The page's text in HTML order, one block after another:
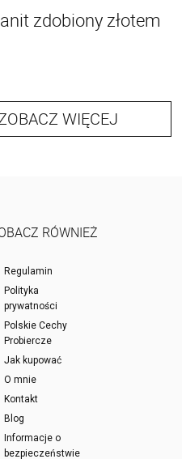
zdobiony złotem
WIĘCEJ
RÓWNIEŻ
Regulamin
Polityka
prywatności
Polskie Cechy
Probiercze
Jak kupować
O mnie
Kontakt
Blog
Informacje o
bezpieczeństwie